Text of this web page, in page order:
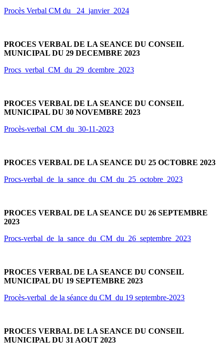
Procès Verbal CM du _24_janvier_2024
PROCES VERBAL DE LA SEANCE DU CONSEIL
MUNICIPAL DU 29 DECEMBRE 2023
Procs_verbal_CM_du_29_dcembre_2023
PROCES VERBAL DE LA SEANCE DU CONSEIL
MUNICIPAL DU 30 NOVEMBRE 2023
Procès-verbal_CM_du_30-11-2023
PROCES VERBAL DE LA SEANCE DU 25 OCTOBRE 2023
Procs-verbal_de_la_sance_du_CM_du_25_octobre_2023
PROCES VERBAL DE LA SEANCE DU 26 SEPTEMBRE
2023
Procs-verbal_de_la_sance_du_CM_du_26_septembre_2023
PROCES VERBAL DE LA SEANCE DU CONSEIL
MUNICIPAL DU 19 SEPTEMBRE 2023
Procès-verbal_de la séance du CM_du 19 septembre-2023
PROCES VERBAL DE LA SEANCE DU CONSEIL
MUNICIPAL DU 31 AOUT 2023